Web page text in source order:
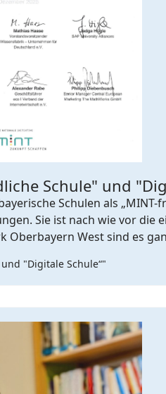
Schule" und
Schulen als „MINT-
Sie ist nach wie vor die
West sind es
"Digitale Schule“"